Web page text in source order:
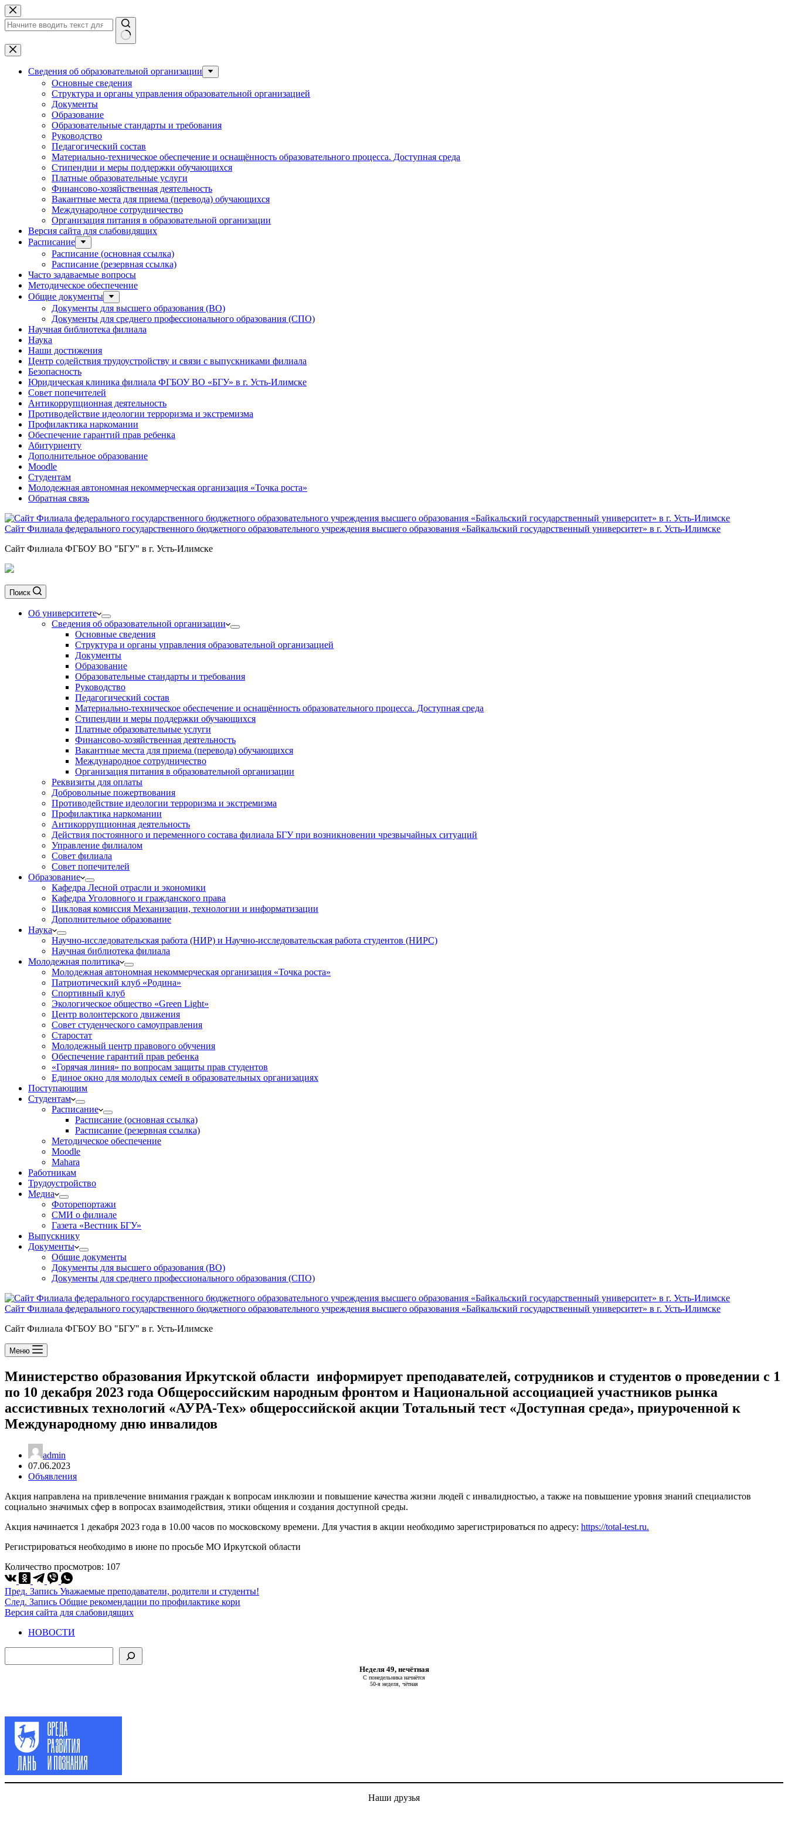
Перейти
к
сути
Ничего
не
найденоСведения об образовательной организации
Основные сведения
Структура и органы управления образовательной организацией
Документы
Образование
Образовательные стандарты и требования
Руководство
Педагогический состав
Материально-техническое обеспечение и оснащённость образовательного процесса. Доступная среда
Стипендии и меры поддержки обучающихся
Платные образовательные услуги
Финансово-хозяйственная деятельность
Вакантные места для приема (перевода) обучающихся
Международное сотрудничество
Организация питания в образовательной организации
Версия сайта для слабовидящих
Расписание
Расписание (основная ссылка)
Расписание (резервная ссылка)
Часто задаваемые вопросы
Методическое обеспечение
Общие документы
Документы для высшего образования (ВО)
Документы для среднего профессионального образования (СПО)
Научная библиотека филиала
Наука
Наши достижения
Центр содействия трудоустройству и связи с выпускниками филиала
Безопасность
Юридическая клиника филиала ФГБОУ ВО «БГУ» в г. Усть-Илимске
Совет попечителей
Антикоррупционная деятельность
Противодействие идеологии терроризма и экстремизма
Профилактика наркомании
Обеспечение гарантий прав ребенка
Абитуриенту
Дополнительное образование
Moodle
Студентам
Молодежная автономная некоммерческая организация «Точка роста»
Обратная связь
Сайт Филиала федерального государственного бюджетного образовательного учреждения высшего образования «Байкальский государственный университет» в г. Усть-Илимске
Сайт Филиала ФГБОУ ВО "БГУ" в г. Усть-Илимске
Поиск
Об университете
Сведения об образовательной организации
Основные сведения
Структура и органы управления образовательной организацией
Документы
Образование
Образовательные стандарты и требования
Руководство
Педагогический состав
Материально-техническое обеспечение и оснащённость образовательного процесса. Доступная среда
Стипендии и меры поддержки обучающихся
Платные образовательные услуги
Финансово-хозяйственная деятельность
Вакантные места для приема (перевода) обучающихся
Международное сотрудничество
Организация питания в образовательной организации
Реквизиты для оплаты
Добровольные пожертвования
Противодействие идеологии терроризма и экстремизма
Профилактика наркомании
Антикоррупционная деятельность
Действия постоянного и переменного состава филиала БГУ при возникновении чрезвычайных ситуаций
Управление филиалом
Совет филиала
Совет попечителей
Образование
Кафедра Лесной отрасли и экономики
Кафедра Уголовного и гражданского права
Цикловая комиссия Механизации, технологии и информатизации
Дополнительное образование
Наука
Научно-исследовательская работа (НИР) и Научно-исследовательская работа студентов (НИРС)
Научная библиотека филиала
Молодежная политика
Молодежная автономная некоммерческая организация «Точка роста»
Патриотический клуб «Родина»
Спортивный клуб
Экологическое общество «Green Light»
Центр волонтерского движения
Совет студенческого самоуправления
Старостат
Молодежный центр правового обучения
Обеспечение гарантий прав ребенка
«Горячая линия» по вопросам защиты прав студентов
Единое окно для молодых семей в образовательных организациях
Поступающим
Студентам
Расписание
Расписание (основная ссылка)
Расписание (резервная ссылка)
Методическое обеспечение
Moodle
Mahara
Работникам
Трудоустройство
Медиа
Фоторепортажи
СМИ о филиале
Газета «Вестник БГУ»
Выпускнику
Документы
Общие документы
Документы для высшего образования (ВО)
Документы для среднего профессионального образования (СПО)
Сайт Филиала федерального государственного бюджетного образовательного учреждения высшего образования «Байкальский государственный университет» в г. Усть-Илимске
Сайт Филиала ФГБОУ ВО "БГУ" в г. Усть-Илимске
Меню
Министерство образования Иркутской области информирует преподавателей, сотрудников и студентов о проведении с 1
по 10 декабря 2023 года Общероссийским народным фронтом и Национальной ассоциацией участников рынка
ассистивных технологий «АУРА-Тех» общероссийской акции Тотальный тест «Доступная среда», приуроченной к
Международному дню инвалидов
admin
07.06.2023
Объявления
Акция направлена на привлечение внимания граждан к вопросам инклюзии и повышение качества жизни людей с инвалидностью, а также на повышение уровня знаний специалистов
социально значимых сфер в вопросах взаимодействия, этики общения и создания доступной среды.
Акция начинается 1 декабря 2023 года в 10.00 часов по московскому времени. Для участия в акции необходимо зарегистрироваться по адресу: https://total-test.ru.
Регистрироваться необходимо в июне по просьбе МО Иркутской области
Количество просмотров: 107
Пред. Запись Уважаемые преподаватели, родители и студенты!
След. Запись Общие рекомендации по профилактике кори
Версия сайта для слабовидящих
НОВОСТИ
Неделя 49, нечётная
С понедельника начнётся
50-я неделя, чётная
Наши друзья